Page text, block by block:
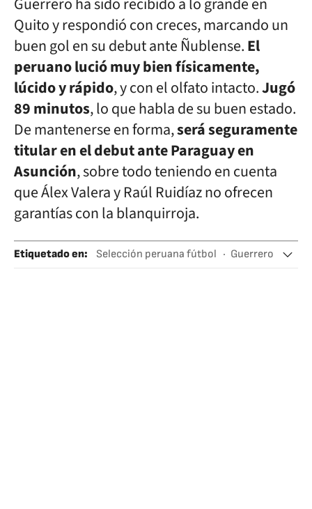
Quito y respondió con creces, marcando un
buen gol en su debut ante Ñublense.El
peruano lució muy bien físicamente,
lúcido y rápido, y con el olfato intacto.Jugó
89 minutos, lo que habla de su buen estado.
De mantenerse en forma,será seguramente
titular en el debut ante Paraguay en
Asunción, sobre todo teniendo en cuenta
que Álex Valera y Raúl Ruidíaz no ofrecen
garantías con la blanquirroja.
Etiquetado en: Selección peruana fútbol
Guerrero